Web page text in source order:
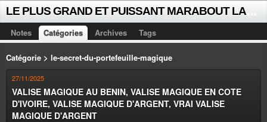
L
E PLUS GRAND ET PUISSANT MARABOUT LALAYE SORCIER VOYANT CELEBRE D'AFRIQUE INTERNATIONAL +229 +229 51021018
Notes Catégories Archives Tags
Catégorie > le-secret-du-portefeuille-magique
27/11/2025
VALISE MAGIQUE AU BENIN, VALISE MAGIQUE EN COTE
D'IVOIRE, VALISE MAGIQUE D'ARGENT, VRAI VALISE
MAGIQUE D'ARGENT